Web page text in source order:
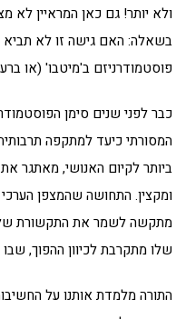
ולא יותר! גם כאן המראיין לא
בשאלה: האם גישה זו לא
פוסטמודרניזם ב'מיטבו' (או
כבר לפני שנים סימן
המסורתי כיעד למתקפה
ביותר לקיום האנושי, מאתגר
ומקצין. התחושה שהמצפן
מתקשה לשמר את התקשורת
שלו מתקרבת לכיוון ההפוך,
התורה מלמדת אותנו על